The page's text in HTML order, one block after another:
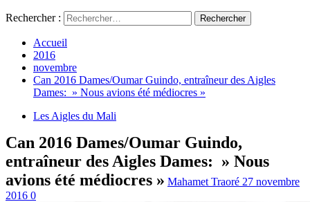
Rechercher :
Accueil
2016
novembre
Can 2016 Dames/Oumar Guindo, entraîneur des Aigles
Dames: » Nous avions été médiocres »
Les Aigles du Mali
Can 2016 Dames/Oumar Guindo,
entraîneur des Aigles Dames: » Nous
avions été médiocres » Mahamet Traoré 27 novembre
2016 0